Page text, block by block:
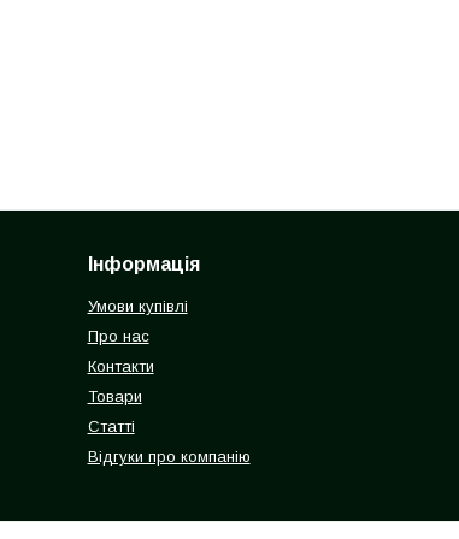
Інформація
Умови купівлі
Про нас
Контакти
Товари
Статті
Відгуки про компанію